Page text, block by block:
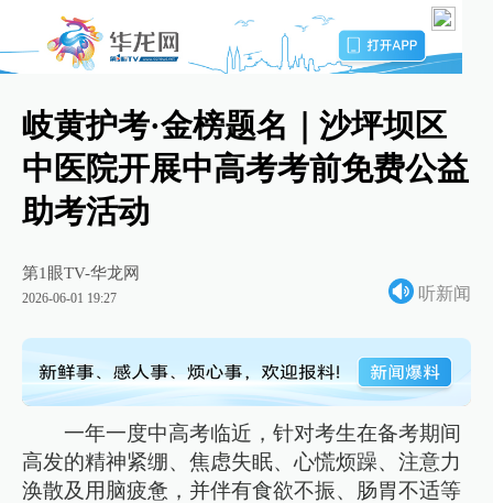
岐黄护考·金榜题名｜沙坪坝区
中医院开展中高考考前免费公益
助考活动
第1眼TV-华龙网
2026-06-01 19:27 听新闻
一年一度中高考临近，针对考生在备考期间
高发的精神紧绷、焦虑失眠、心慌烦躁、注意力
涣散及用脑疲惫，并伴有食欲不振、肠胃不适等